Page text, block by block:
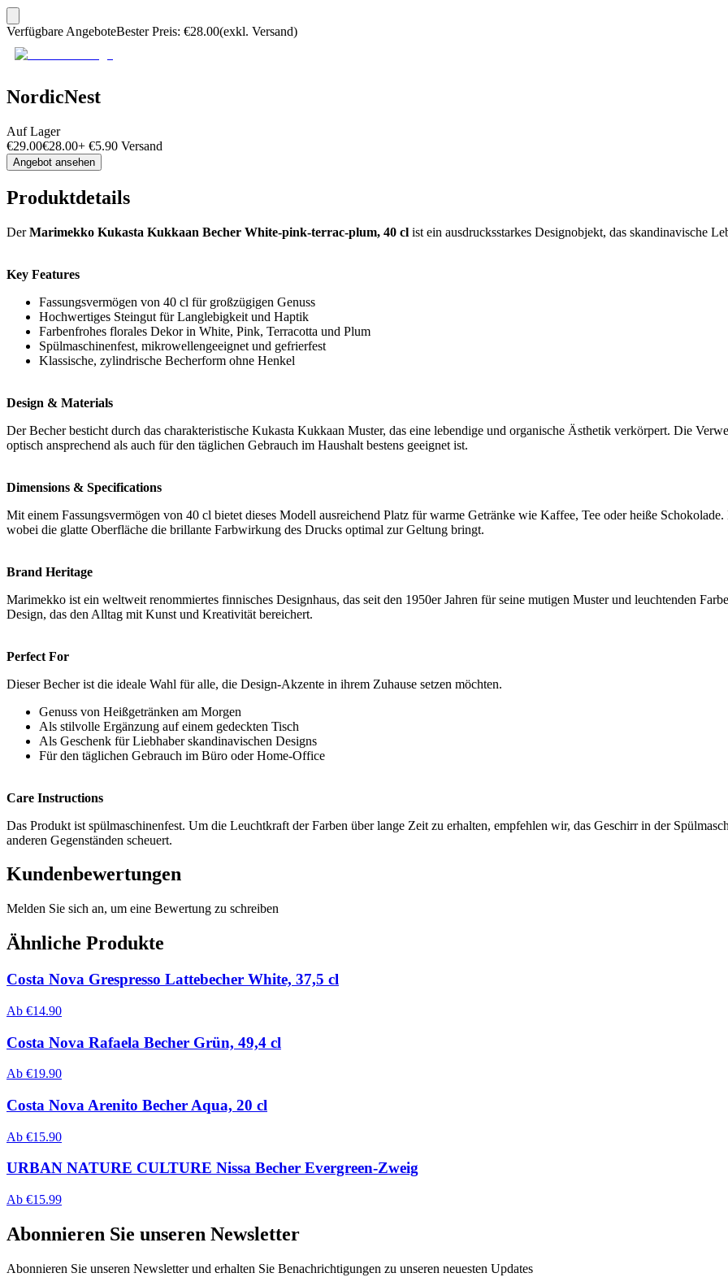
Verfügbare AngeboteBester Preis: €28.00(exkl. Versand)
NordicNest
Auf Lager
€29.00€28.00+ €5.90 Versand
Angebot ansehen
Produktdetails
DerMarimekko Kukasta Kukkaan Becher White-pink-terrac-plum, 40 cl ist ein ausdrucksstarkes Designobjekt, das skandinavische
Key Features
Fassungsvermögen von 40 cl für großzügigen Genuss
Hochwertiges Steingut für Langlebigkeit und Haptik
Farbenfrohes florales Dekor in White, Pink, Terracotta und Plum
Spülmaschinenfest, mikrowellengeeignet und gefrierfest
Klassische, zylindrische Becherform ohne Henkel
Design & Materials
Der Becher besticht durch das charakteristische Kukasta Kukkaan Muster, das eine lebendige und organische Ästhetik verkörpert. Die
optisch ansprechend als auch für den täglichen Gebrauch im Haushalt bestens geeignet ist.
Dimensions & Specifications
Mit einem Fassungsvermögen von 40 cl bietet dieses Modell ausreichend Platz für warme Getränke wie Kaffee, Tee oder heiße
wobei die glatte Oberfläche die brillante Farbwirkung des Drucks optimal zur Geltung bringt.
Brand Heritage
Marimekko ist ein weltweit renommiertes finnisches Designhaus, das seit den 1950er Jahren für seine mutigen Muster und leuchtenden
Design, das den Alltag mit Kunst und Kreativität bereichert.
Perfect For
Dieser Becher ist die ideale Wahl für alle, die Design-Akzente in ihrem Zuhause setzen möchten.
Genuss von Heißgetränken am Morgen
Als stilvolle Ergänzung auf einem gedeckten Tisch
Als Geschenk für Liebhaber skandinavischen Designs
Für den täglichen Gebrauch im Büro oder Home-Office
Care Instructions
Das Produkt ist spülmaschinenfest. Um die Leuchtkraft der Farben über lange Zeit zu erhalten, empfehlen wir, das Geschirr in der
anderen Gegenständen scheuert.
Kundenbewertungen
Melden Sie sich an, um eine Bewertung zu schreiben
Ähnliche Produkte
Costa Nova Grespresso Lattebecher White, 37,5 cl
Ab €14.90
Costa Nova Rafaela Becher Grün, 49,4 cl
Ab €19.90
Costa Nova Arenito Becher Aqua, 20 cl
Ab €15.90
URBAN NATURE CULTURE Nissa Becher Evergreen-Zweig
Ab €15.99
Abonnieren Sie unseren Newsletter
Abonnieren Sie unseren Newsletter und erhalten Sie Benachrichtigungen zu unseren neuesten Updates